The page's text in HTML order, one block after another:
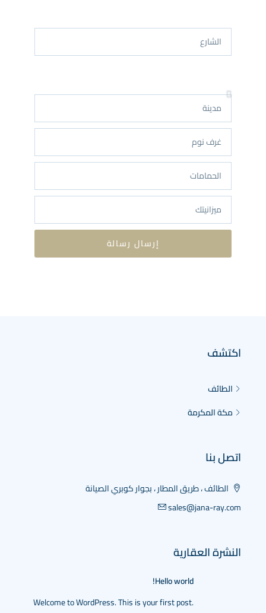
إرسال رسالة
اكتشف
الطائف
مكة المكرمة
اتصل بنا
الطائف ، طريق المطار ، بجوار كوبري الصيانة
sales@jana-ray.com
النشرة العقارية
Hello world!
Welcome to WordPress. This is your first post.